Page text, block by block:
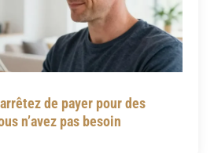
de payer pour des
n’avez pas besoin